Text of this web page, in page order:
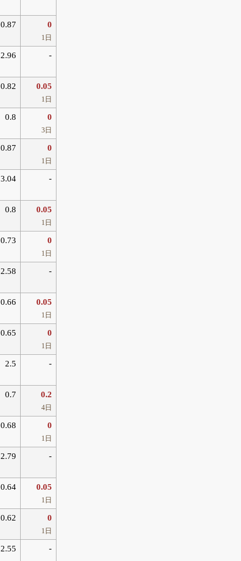
0.87 0
1日
2.96 -
0.82 0.05
1日
0.8 0
3日
0.87 0
1日
3.04 -
0.8 0.05
1日
0.73 0
1日
2.58 -
0.66 0.05
1日
0.65 0
1日
2.5 -
0.7 0.2
4日
0.68 0
1日
2.79 -
0.64 0.05
1日
0.62 0
1日
2.55 -